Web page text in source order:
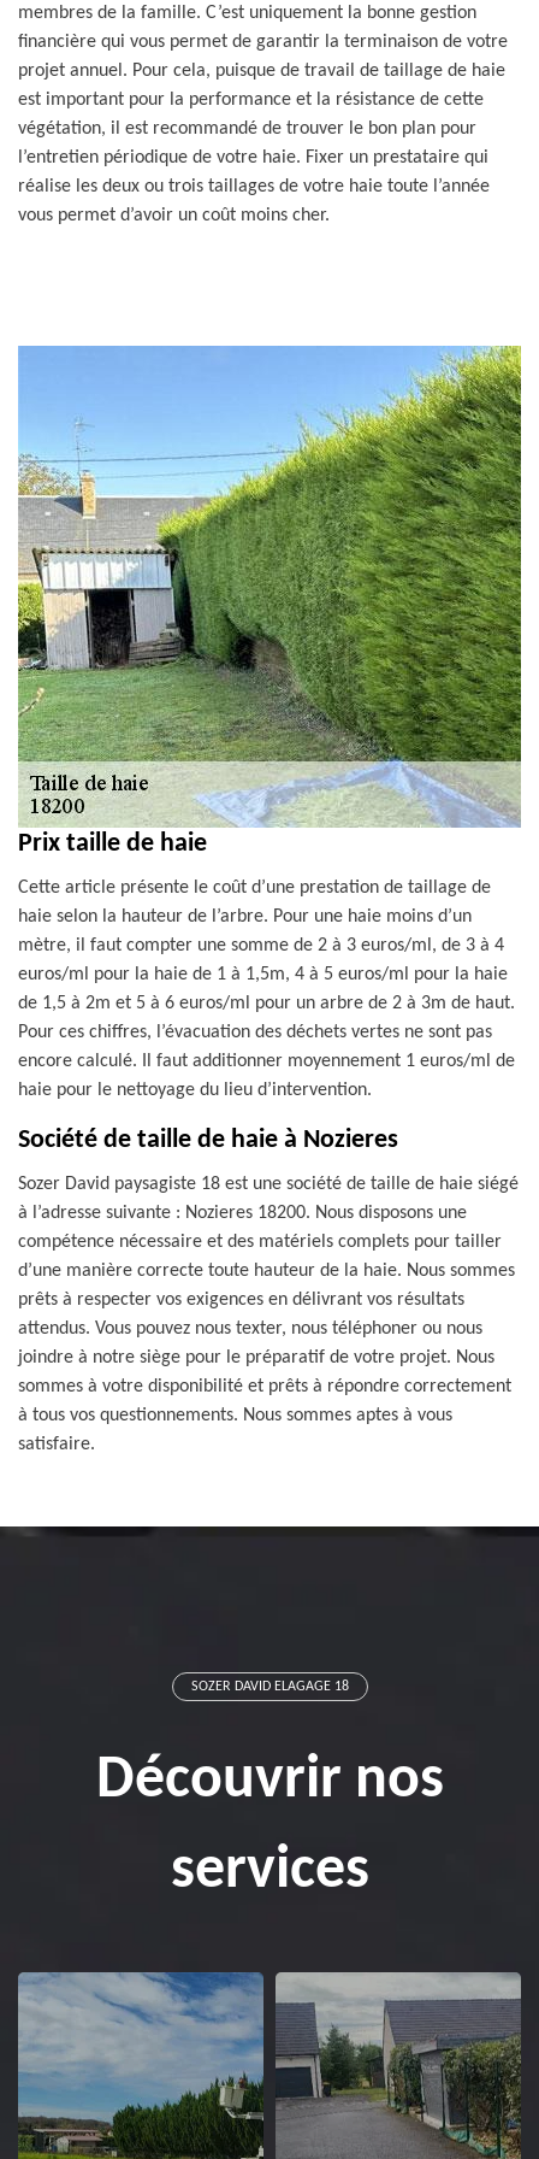
membres de la famille. C’est uniquement la bonne gestion
financière qui vous permet de garantir la terminaison de votre
projet annuel. Pour cela, puisque de travail de taillage de haie
est important pour la performance et la résistance de cette
végétation, il est recommandé de trouver le bon plan pour
l’entretien périodique de votre haie. Fixer un prestataire qui
réalise les deux ou trois taillages de votre haie toute l’année
vous permet d’avoir un coût moins cher.
Prix taille de haie
Cette article présente le coût d’une prestation de taillage de
haie selon la hauteur de l’arbre. Pour une haie moins d’un
mètre, il faut compter une somme de 2 à 3 euros/ml, de 3 à 4
euros/ml pour la haie de 1 à 1,5m, 4 à 5 euros/ml pour la haie
de 1,5 à 2m et 5 à 6 euros/ml pour un arbre de 2 à 3m de haut.
Pour ces chiffres, l’évacuation des déchets vertes ne sont pas
encore calculé. Il faut additionner moyennement 1 euros/ml de
haie pour le nettoyage du lieu d’intervention.
Société de taille de haie à Nozieres
Sozer David paysagiste 18 est une société de taille de haie siégé
à l’adresse suivante : Nozieres 18200. Nous disposons une
compétence nécessaire et des matériels complets pour tailler
d’une manière correcte toute hauteur de la haie. Nous sommes
prêts à respecter vos exigences en délivrant vos résultats
attendus. Vous pouvez nous texter, nous téléphoner ou nous
joindre à notre siège pour le préparatif de votre projet. Nous
sommes à votre disponibilité et prêts à répondre correctement
à tous vos questionnements. Nous sommes aptes à vous
satisfaire.
SOZER DAVID ELAGAGE 18
Découvrir nos
services